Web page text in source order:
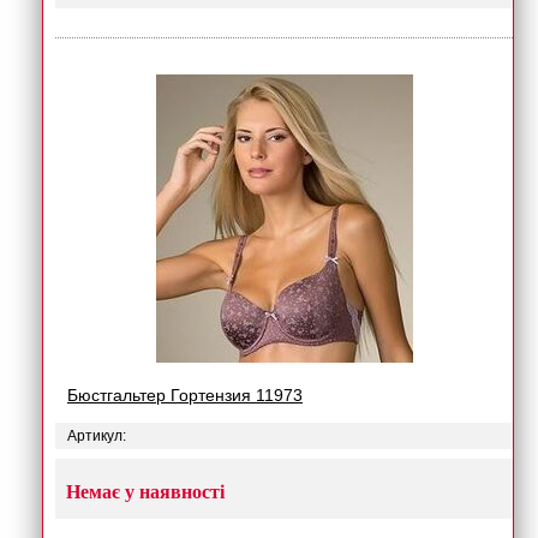
Бюстгальтер Гортензия 11973
Артикул:
Немає у наявності